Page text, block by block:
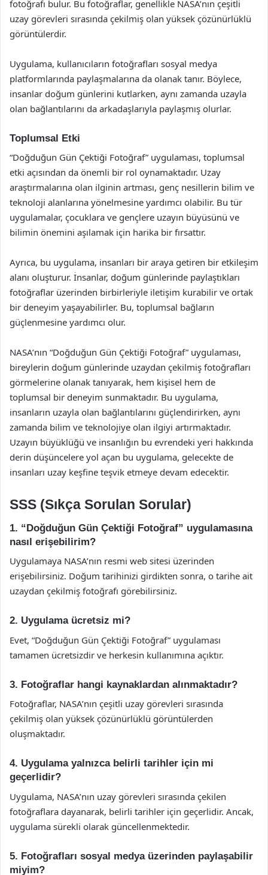
fotoğrafı bulur. Bu fotoğraflar, genellikle NASA’nın çeşitli
uzay görevleri sırasında çekilmiş olan yüksek çözünürlüklü
görüntülerdir.
Uygulama, kullanıcıların fotoğrafları sosyal medya
platformlarında paylaşmalarına da olanak tanır. Böylece,
insanlar doğum günlerini kutlarken, aynı zamanda uzayla
olan bağlantılarını da arkadaşlarıyla paylaşmış olurlar.
Toplumsal Etki
“Doğduğun Gün Çektiği Fotoğraf” uygulaması, toplumsal
etki açısından da önemli bir rol oynamaktadır. Uzay
araştırmalarına olan ilginin artması, genç nesillerin bilim ve
teknoloji alanlarına yönelmesine yardımcı olabilir. Bu tür
uygulamalar, çocuklara ve gençlere uzayın büyüsünü ve
bilimin önemini aşılamak için harika bir fırsattır.
Ayrıca, bu uygulama, insanları bir araya getiren bir etkileşim
alanı oluşturur. İnsanlar, doğum günlerinde paylaştıkları
fotoğraflar üzerinden birbirleriyle iletişim kurabilir ve ortak
bir deneyim yaşayabilirler. Bu, toplumsal bağların
güçlenmesine yardımcı olur.
NASA’nın “Doğduğun Gün Çektiği Fotoğraf” uygulaması,
bireylerin doğum günlerinde uzaydan çekilmiş fotoğrafları
görmelerine olanak tanıyarak, hem kişisel hem de
toplumsal bir deneyim sunmaktadır. Bu uygulama,
insanların uzayla olan bağlantılarını güçlendirirken, aynı
zamanda bilim ve teknolojiye olan ilgiyi artırmaktadır.
Uzayın büyüklüğü ve insanlığın bu evrendeki yeri hakkında
derin düşüncelere yol açan bu uygulama, gelecekte de
insanları uzay keşfine teşvik etmeye devam edecektir.
SSS (Sıkça Sorulan Sorular)
1. “Doğduğun Gün Çektiği Fotoğraf” uygulamasına
nasıl erişebilirim?
Uygulamaya NASA’nın resmi web sitesi üzerinden
erişebilirsiniz. Doğum tarihinizi girdikten sonra, o tarihe ait
uzaydan çekilmiş fotoğrafı görebilirsiniz.
2. Uygulama ücretsiz mi?
Evet, “Doğduğun Gün Çektiği Fotoğraf” uygulaması
tamamen ücretsizdir ve herkesin kullanımına açıktır.
3. Fotoğraflar hangi kaynaklardan alınmaktadır?
Fotoğraflar, NASA’nın çeşitli uzay görevleri sırasında
çekilmiş olan yüksek çözünürlüklü görüntülerden
oluşmaktadır.
4. Uygulama yalnızca belirli tarihler için mi
geçerlidir?
Uygulama, NASA’nın uzay görevleri sırasında çekilen
fotoğraflara dayanarak, belirli tarihler için geçerlidir. Ancak,
uygulama sürekli olarak güncellenmektedir.
5. Fotoğrafları sosyal medya üzerinden paylaşabilir
miyim?